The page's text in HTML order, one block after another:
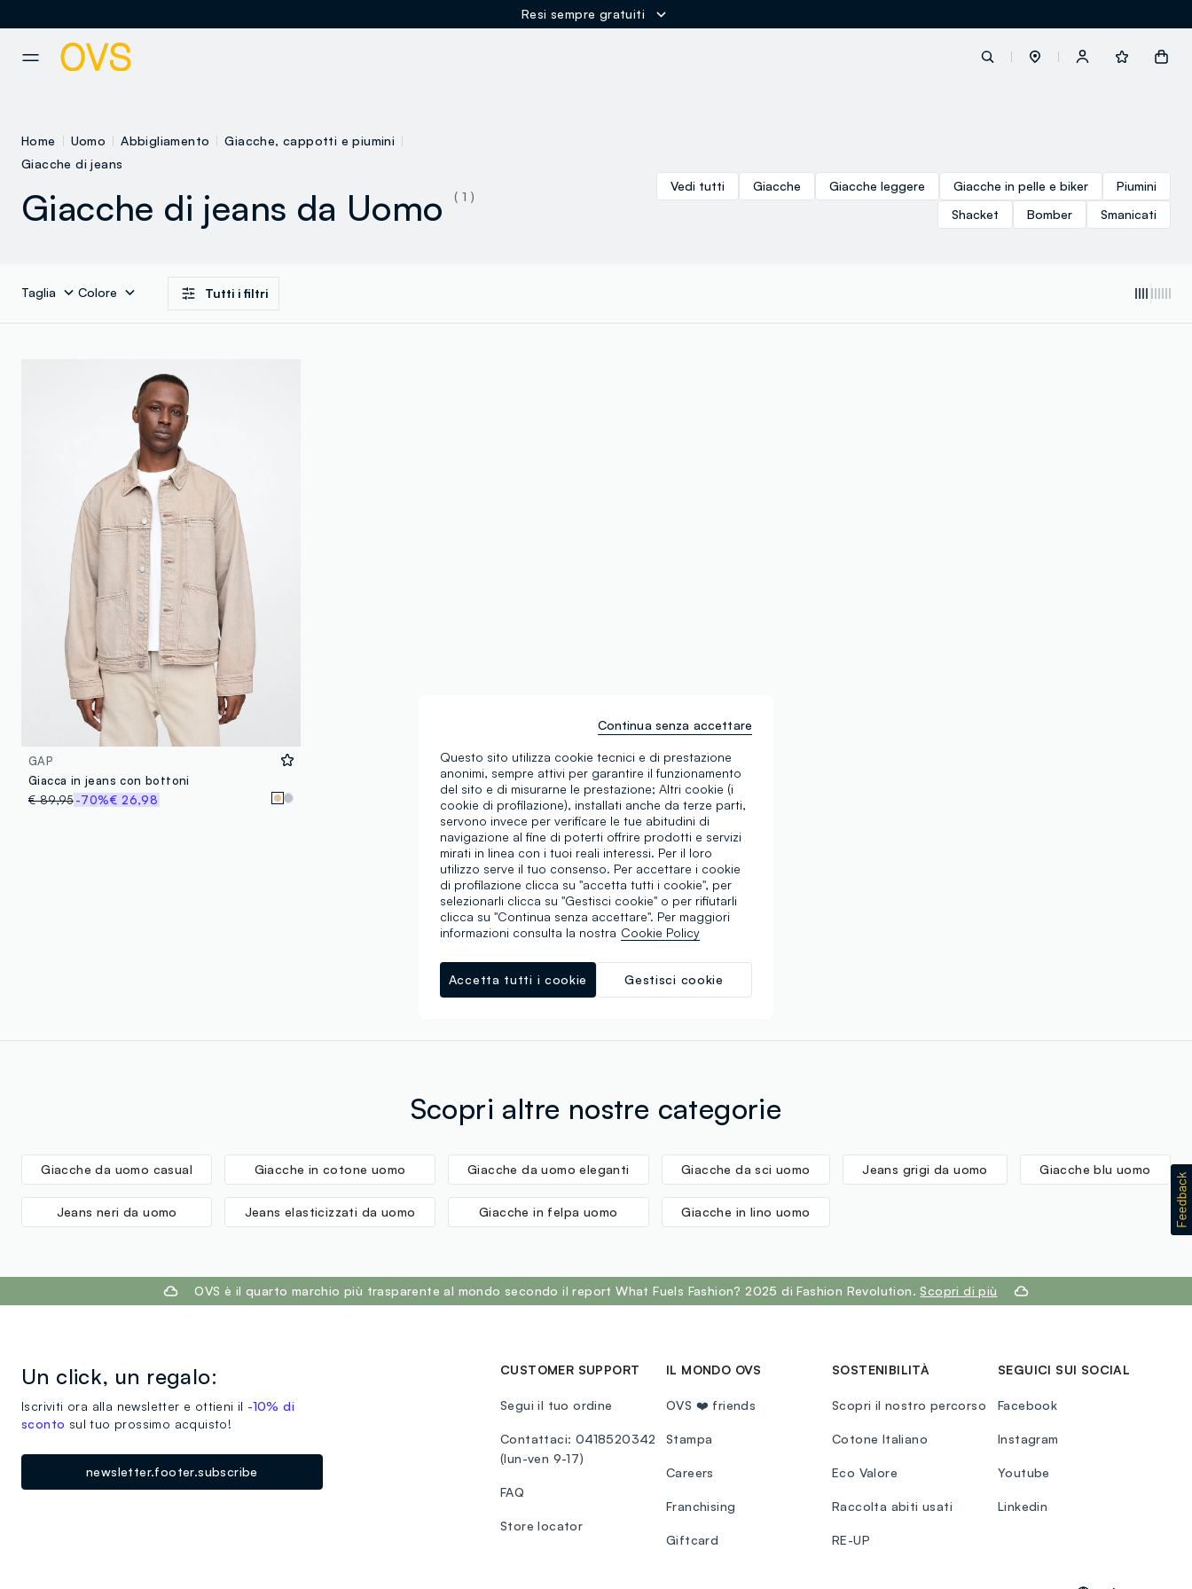
Resi sempre gratuiti
button.loginandregister
Home Uomo Abbigliamento
Giacche, cappotti e piumini
Giacche di jeans
Giacche di jeans da Uomo ( 1 )
Vedi tutti Giacche Giacche leggere Giacche in pelle e biker
Piumini
Shacket
Bomber Smanicati
Taglia Colore Tutti i filtri
GAP
Giacca in jeans con bottoni
€ 89,95-70%€ 26,98
Stai visualizzando 1 di 1 prodotti
Scopri altre nostre categorie
Giacche da uomo casual Giacche in cotone uomo Giacche da uomo eleganti Giacche da sci uomo Jeans grigi da uomo Giacche blu uomo
Jeans neri da uomo Jeans elasticizzati da uomo Giacche in felpa uomo Giacche in lino uomo
OVS è il quarto marchio più trasparente al mondo secondo il report What Fuels Fashion? 2025 di Fashion Revolution. Scopri di più
Un click, un regalo:
Iscriviti ora alla newsletter e ottieni il -10% di
sconto sul tuo prossimo acquisto!
newsletter.footer.subscribe
CUSTOMER SUPPORT
Segui il tuo ordine
Contattaci: 0418520342
(lun-ven 9-17)
FAQ
Store locator
IL MONDO OVS
OVS ❤️ friends
Stampa
Careers
Franchising
Giftcard
SOSTENIBILITÀ
Scopri il nostro percorso
Cotone Italiano
Eco Valore
Raccolta abiti usati
RE-UP
SEGUICI SUI SOCIAL
Facebook
Instagram
Youtube
Linkedin
Questo sito utilizza cookie tecnici e di prestazione
anonimi, sempre attivi per garantire il funzionamento
del sito e di misurarne le prestazione; Altri cookie (i
cookie di profilazione), installati anche da terze parti,
servono invece per verificare le tue abitudini di
navigazione al fine di poterti offrire prodotti e servizi
mirati in linea con i tuoi reali interessi. Per il loro
utilizzo serve il tuo consenso. Per accettare i cookie
di profilazione clicca su "accetta tutti i cookie", per
selezionarli clicca su "Gestisci cookie" o per rifiutarli
clicca su "Continua senza accettare". Per maggiori
informazioni consulta la nostra Cookie Policy
Gestisci cookie
Accetta tutti i cookie
Continua senza accettare